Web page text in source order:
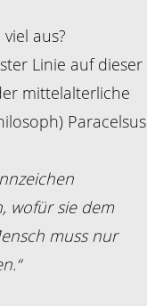
aus?
Li­nie auf dieser
mittelalterliche
Pa­racelsus
wofür sie dem
muss nur